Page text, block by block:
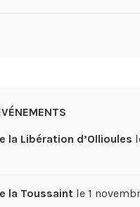
la Libération d’Ollioules
la Toussaint le 1